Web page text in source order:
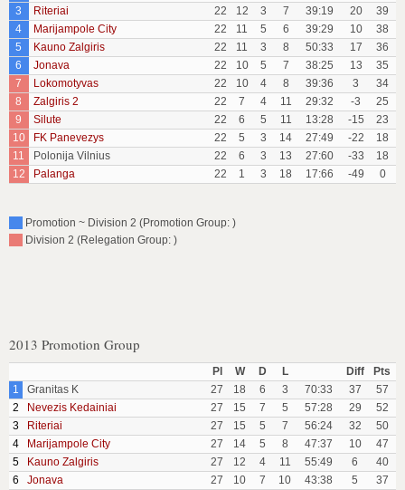
3
Riteriai 22 12 3 7 39:19 20
39
4
Marijampole City 22 11 5 6 39:29 10
38
5
Kauno Zalgiris 22 11 3 8 50:33 17
36
6
Jonava 22 10 5 7 38:25 13
35
7
Lokomotyvas 22 10 4 8 39:36 3
34
8
Zalgiris 2 22 7 4 11 29:32 -3
25
9
Silute 22 6 5 11 13:28 -15
23
10
FK Panevezys 22 5 3 14 27:49 -22
18
11
Polonija Vilnius 22 6 3 13 27:60 -33
18
12
Palanga 22 1 3 18 17:66 -49 0
Promotion ~ Division 2 (Promotion Group: )
Division 2 (Relegation Group: )
2013 Promotion Group
Pl W D L Diff
Pts
1
Granitas K 27 18 6 3 70:33 37
57
2
Nevezis Kedainiai 27 15 7 5 57:28 29
52
3
Riteriai 27 15 5 7 56:24 32
50
4
Marijampole City 27 14 5 8 47:37 10
47
5
Kauno Zalgiris 27 12 4 11 55:49 6
40
6
Jonava 27 10 7 10 43:38 5 37